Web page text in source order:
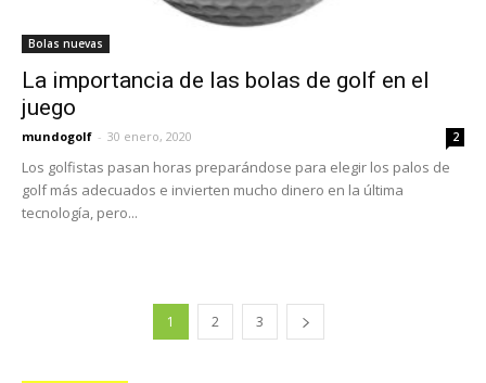
Bolas nuevas
La importancia de las bolas de golf en el
juego
mundogolf - 30 enero, 2020 2
Los golfistas pasan horas preparándose para elegir los palos de
golf más adecuados e invierten mucho dinero en la última
tecnología, pero...
1 2 3